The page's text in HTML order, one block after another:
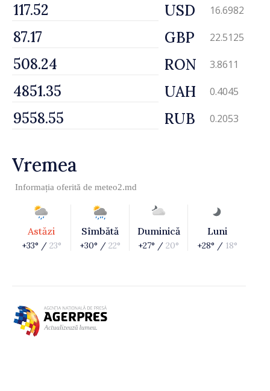
USD 16.6982
GBP 22.5125
RON 3.8611
UAH 0.4045
RUB 0.2053
Vremea
Informația oferită de meteo2.md
Astăzi
+33° / 23°
Sîmbătă
+30° / 22°
Duminică
+27° / 20°
Luni
+28° / 18°